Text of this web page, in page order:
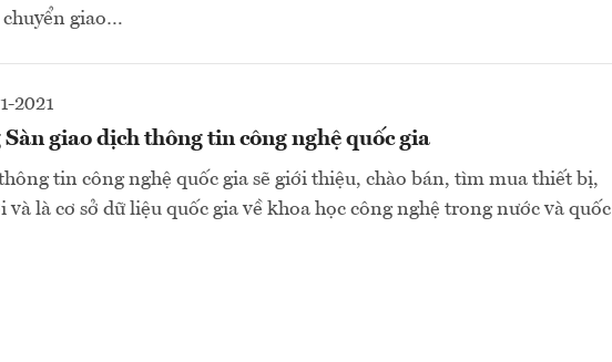
chuyển giao…
2021
giao dịch thông tin công nghệ quốc gia
tin công nghệ quốc gia sẽ giới thiệu, chào bán, tìm mua thiết bị,
và là cơ sở dữ liệu quốc gia về khoa học công nghệ trong nước và quốc